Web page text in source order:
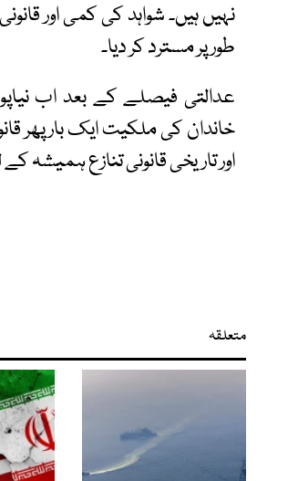
نہیں ہیں۔ شواہد کی کمی اور
طور پر مسترد کر دیا۔
عدالتی فیصلے کے بعد اب
خاندان کی ملکیت ایک بار پھر
اور تاریخی قانونی تنازع ہمیشہ
متعلقہ